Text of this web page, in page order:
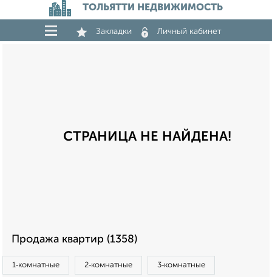
ТОЛЬЯТТИ НЕДВИЖИМОСТЬ
Закладки Личный кабинет
СТРАНИЦА НЕ НАЙДЕНА!
Продажа квартир (1358)
1‑комнатные 2‑комнатные 3‑комнатные